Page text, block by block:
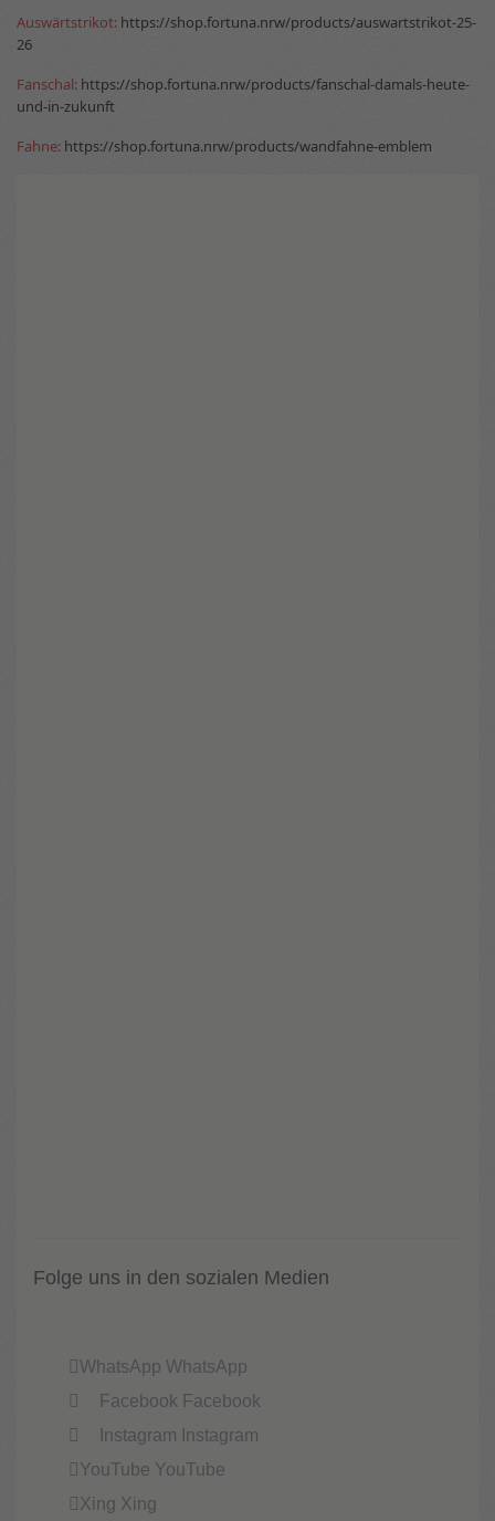
Auswärtstrikot: https://shop.fortuna.nrw/products/auswartstrikot-25-
26
Fanschal: https://shop.fortuna.nrw/products/fanschal-damals-heute-
und-in-zukunft
Fahne: https://shop.fortuna.nrw/products/wandfahne-emblem
Folge uns in den sozialen Medien
WhatsApp WhatsApp
Facebook Facebook
Instagram Instagram
YouTube YouTube
Xing Xing